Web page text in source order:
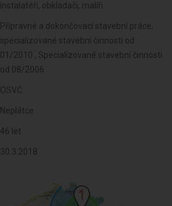
instalatéři, obkladači, malíři
Přípravné a dokončovací stavební práce,
specializované stavební činnosti od
01/2010 , Specializované stavební činnosti
od 08/2006
OSVČ
Neplátce
46 let
30.3.2018